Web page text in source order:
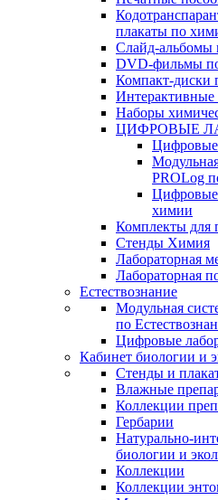
плакаты по
Слайд-альбомы
DVD-фильмы
Компакт-диски
Интерактивные
Наборы
ЦИФРОВЫЕ
Цифровые
PROLog
Цифровые
химии
Комплекты для
Стенды Химия
Лабораторная
Лабораторная
Естествознание
Модульная
по
Цифровые
Кабинет биологии и
Стенды и
Влажные
Коллекции
Гербарии
Натурально-
биологии и
Коллекции
Коллекции